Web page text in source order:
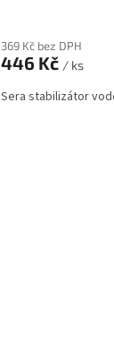
369 Kč bez DPH
446 Kč / ks
Sera stabilizátor